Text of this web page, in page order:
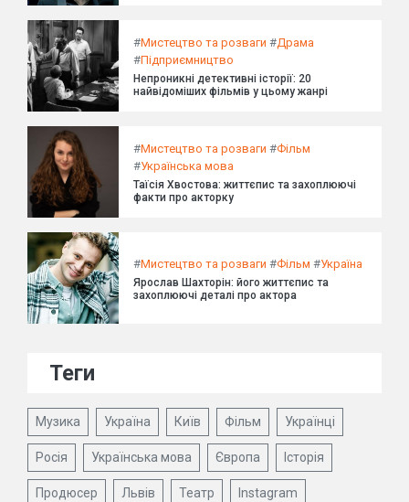
#Мистецтво та розваги #Драма
#Підприємництво
Непроникні детективні історії: 20
найвідоміших фільмів у цьому жанрі
#Мистецтво та розваги #Фільм
#Українська мова
Таїсія Хвостова: життєпис та захоплюючі
факти про акторку
#Мистецтво та розваги #Фільм #Україна
Ярослав Шахторін: його життєпис та
захоплюючі деталі про актора
Теги
Музика Україна Київ Фільм Українці
Росія Українська мова Європа Історія
Продюсер Львів Театр Instagram